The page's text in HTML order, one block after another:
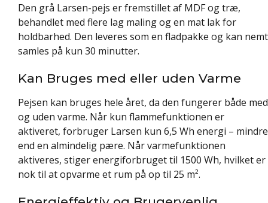
Den grå Larsen-pejs er fremstillet af MDF og træ,
behandlet med flere lag maling og en mat lak for
holdbarhed. Den leveres som en fladpakke og kan nemt
samles på kun 30 minutter.
Kan Bruges med eller uden Varme
Pejsen kan bruges hele året, da den fungerer både med
og uden varme. Når kun flammefunktionen er
aktiveret, forbruger Larsen kun 6,5 Wh energi – mindre
end en almindelig pære. Når varmefunktionen
aktiveres, stiger energiforbruget til 1500 Wh, hvilket er
nok til at opvarme et rum på op til 25 m².